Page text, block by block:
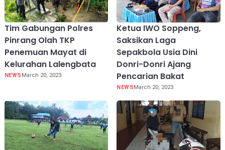
Tim Gabungan Polres
Pinrang Olah TKP
Penemuan Mayat di
Kelurahan Lalengbata
NEWS March 20, 2023
Ketua IWO Soppeng,
Saksikan Laga
Sepakbola Usia Dini
Donri-Donri Ajang
Pencarian Bakat
NEWS March 20, 2023